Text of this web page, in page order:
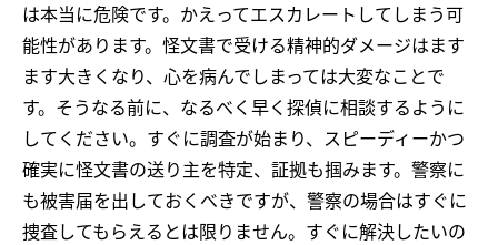
は本当に危険です。かえってエスカレートしてしまう可
能性があります。怪文書で受ける精神的ダメージはます
ます大きくなり、心を病んでしまっては大変なことで
す。そうなる前に、なるべく早く探偵に相談するように
してください。すぐに調査が始まり、スピーディーかつ
確実に怪文書の送り主を特定、証拠も掴みます。警察に
も被害届を出しておくべきですが、警察の場合はすぐに
捜査してもらえるとは限りません。すぐに解決したいの